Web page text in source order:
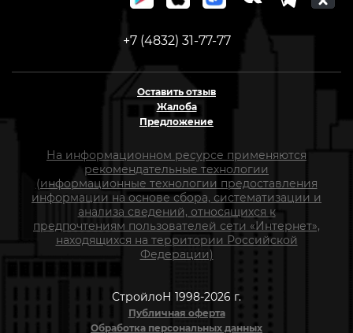
+7 (4832) 31-77-77
Оставить отзыв
Жалоба
Предложение
На информационном ресурсе применяются
рекомендательные технологии
(информационные технологии предоставления
информации на основе сбора, систематизации и
анализа сведений, относящихся к
предпочтениям пользователей сети «Интернет»,
находящихся на территории Российской
Федерации)
СтройлоН 1998-2026 г.
Публичная оферта
Обработка персональных данных